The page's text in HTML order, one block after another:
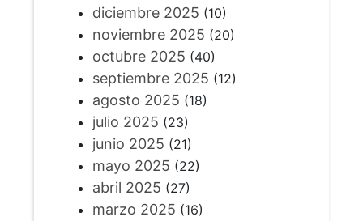
diciembre 2025 (10)
noviembre 2025 (20)
octubre 2025 (40)
septiembre 2025 (12)
agosto 2025 (18)
julio 2025 (23)
junio 2025 (21)
mayo 2025 (22)
abril 2025 (27)
marzo 2025 (16)